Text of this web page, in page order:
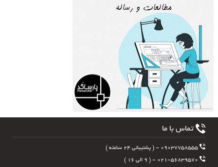
تماس با ما
۰۹۰۳۷۷۵۸۵۵۵ - ( پشتیبانی ۲۴ ساعته )